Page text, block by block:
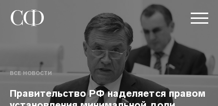
ВСЕ НОВОСТИ
Правительство РФ наделяется правом